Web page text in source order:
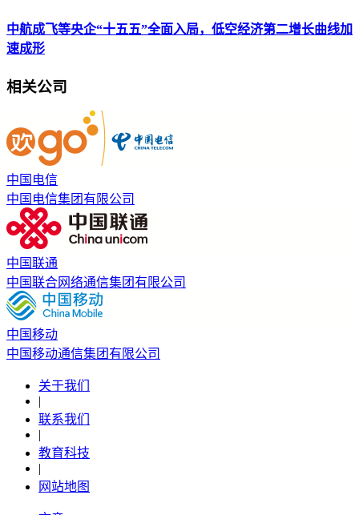
中航成飞等央企“十五五”全面入局，低空经济第二增长曲线加
速成形
相关公司
中国电信
中国电信集团有限公司
中国联通
中国联合网络通信集团有限公司
中国移动
中国移动通信集团有限公司
关于我们
|
联系我们
|
教育科技
|
网站地图